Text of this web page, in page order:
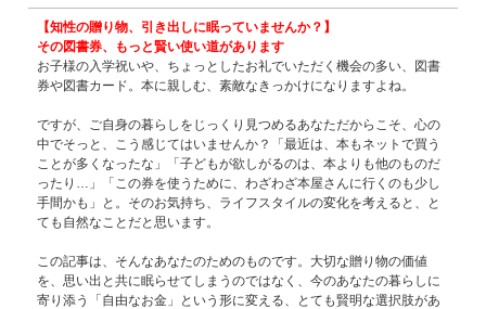
【知性の贈り物、引き出しに眠っていませんか？】
その図書券、もっと賢い使い道があります
お子様の入学祝いや、ちょっとしたお礼でいただく機会の多い、図書
券や図書カード。本に親しむ、素敵なきっかけになりますよね。
ですが、ご自身の暮らしをじっくり見つめるあなただからこそ、心の
中でそっと、こう感じてはいませんか？「最近は、本もネットで買う
ことが多くなったな」「子どもが欲しがるのは、本よりも他のものだ
ったり…」「この券を使うために、わざわざ本屋さんに行くのも少し
手間かも」と。そのお気持ち、ライフスタイルの変化を考えると、と
ても自然なことだと思います。
この記事は、そんなあなたのためのものです。大切な贈り物の価値
を、思い出と共に眠らせてしまうのではなく、今のあなたの暮らしに
寄り添う「自由なお金」という形に変える、とても賢明な選択肢があ